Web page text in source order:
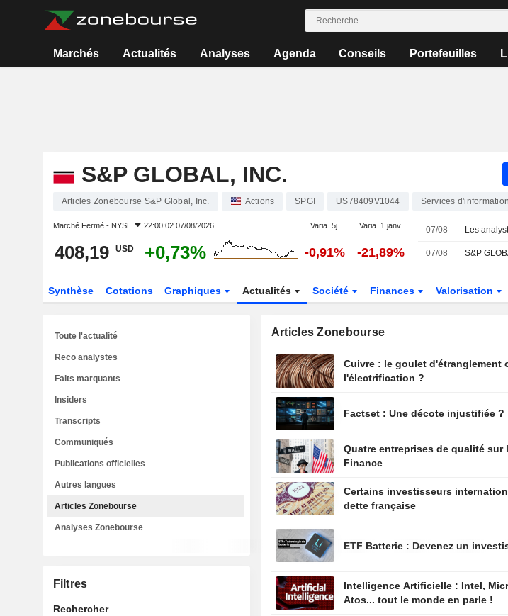
Marchés Actualités Analyses Agenda Conseils Portefeuilles
S&P GLOBAL, INC.
Articles Zonebourse S&P Global, Inc. Actions SPGI US78409V1044 Services
Marché Fermé - NYSE 22:00:02 07/08/2026 Varia. 5j. Varia. 1 janv.
408,19 USD +0,73% -0,91% -21,89%
07/08
07/08
Synthèse Cotations Graphiques Actualités Société Finances Valorisation
Articles Zonebourse
Cuivre : le goulet d'étranglement
l'électrification ?
Factset : Une décote injustifiée ?
Quatre entreprises de qualité sur
Finance
Certains investisseurs
dette française
ETF Batterie : Devenez un
Intelligence Artificielle : Intel,
Atos... tout le monde en parle !
Toute l'actualité
Reco analystes
Faits marquants
Insiders
Transcripts
Communiqués
Publications officielles
Autres langues
Articles Zonebourse
Analyses Zonebourse
Filtres
Rechercher